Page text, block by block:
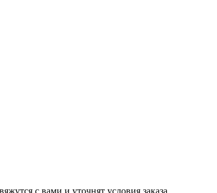
с вами и уточнят условия заказа